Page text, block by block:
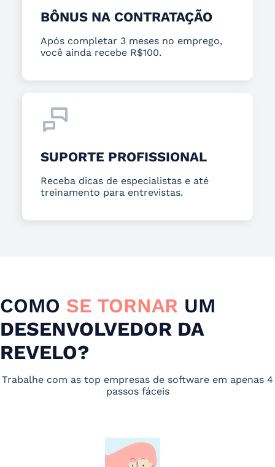
BÔNUS NA CONTRATAÇÃO
Após completar 3 meses no emprego,
você ainda recebe R$100.
SUPORTE PROFISSIONAL
Receba dicas de especialistas e até
treinamento para entrevistas.
COMO SE TORNAR UM
DESENVOLVEDOR DA
REVELO?
Trabalhe com as top empresas de software em apenas 4
passos fáceis